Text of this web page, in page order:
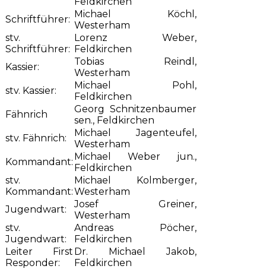
Schriftführer: Michael Köchl,
Westerham
stv.
Schriftführer:
Lorenz Weber,
Feldkirchen
Kassier:
Tobias Reindl,
Westerham
stv. Kassier:
Michael Pohl,
Feldkirchen
Fähnrich
Georg Schnitzenbaumer
sen., Feldkirchen
stv. Fähnrich:
Michael Jagenteufel,
Westerham
Kommandant: Michael Weber jun.,
Feldkirchen
stv.
Kommandant:
Michael Kolmberger,
Westerham
Jugendwart:
Josef Greiner,
Westerham
stv.
Jugendwart:
Andreas Pöcher,
Feldkirchen
Leiter First
Responder:
Dr. Michael Jakob,
Feldkirchen